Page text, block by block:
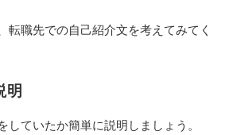
転職先での自己紹介文を考えてみてく
明
していたか簡単に説明しましょう。